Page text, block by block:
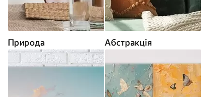
Природа Абстракція